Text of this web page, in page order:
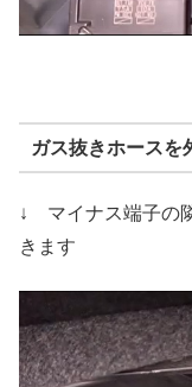
ガス抜きホースを
↓ マイナス端子の
きます